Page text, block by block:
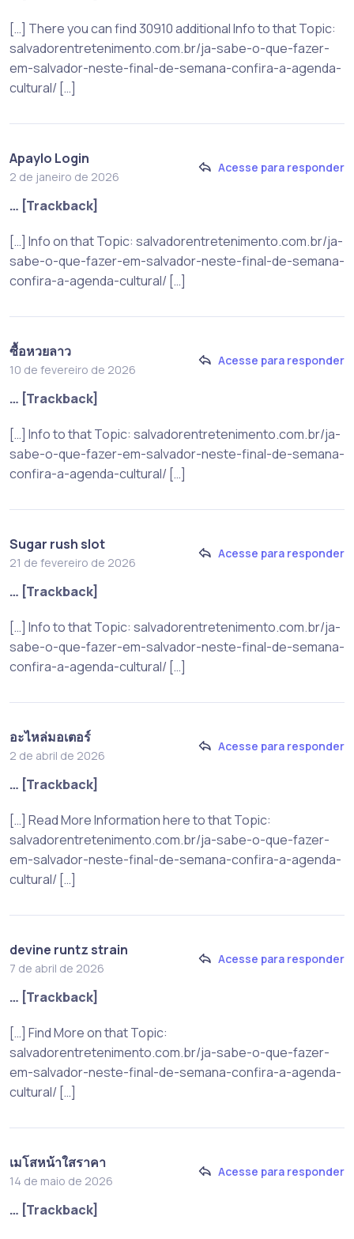
[…] There you can find 30910 additional Info to that Topic:
salvadorentretenimento.com.br/ja-sabe-o-que-fazer-
em-salvador-neste-final-de-semana-confira-a-agenda-
cultural/ […]
Apaylo Login
2 de janeiro de 2026
Acesse para responder
… [Trackback]
[…] Info on that Topic: salvadorentretenimento.com.br/ja-
sabe-o-que-fazer-em-salvador-neste-final-de-semana-
confira-a-agenda-cultural/ […]
ซื้อหวยลาว
10 de fevereiro de 2026
Acesse para responder
… [Trackback]
[…] Info to that Topic: salvadorentretenimento.com.br/ja-
sabe-o-que-fazer-em-salvador-neste-final-de-semana-
confira-a-agenda-cultural/ […]
Sugar rush slot
21 de fevereiro de 2026
Acesse para responder
… [Trackback]
[…] Info to that Topic: salvadorentretenimento.com.br/ja-
sabe-o-que-fazer-em-salvador-neste-final-de-semana-
confira-a-agenda-cultural/ […]
อะไหล่มอเตอร์
2 de abril de 2026
Acesse para responder
… [Trackback]
[…] Read More Information here to that Topic:
salvadorentretenimento.com.br/ja-sabe-o-que-fazer-
em-salvador-neste-final-de-semana-confira-a-agenda-
cultural/ […]
devine runtz strain
7 de abril de 2026
Acesse para responder
… [Trackback]
[…] Find More on that Topic:
salvadorentretenimento.com.br/ja-sabe-o-que-fazer-
em-salvador-neste-final-de-semana-confira-a-agenda-
cultural/ […]
เมโสหน้าใสราคา
14 de maio de 2026
Acesse para responder
… [Trackback]